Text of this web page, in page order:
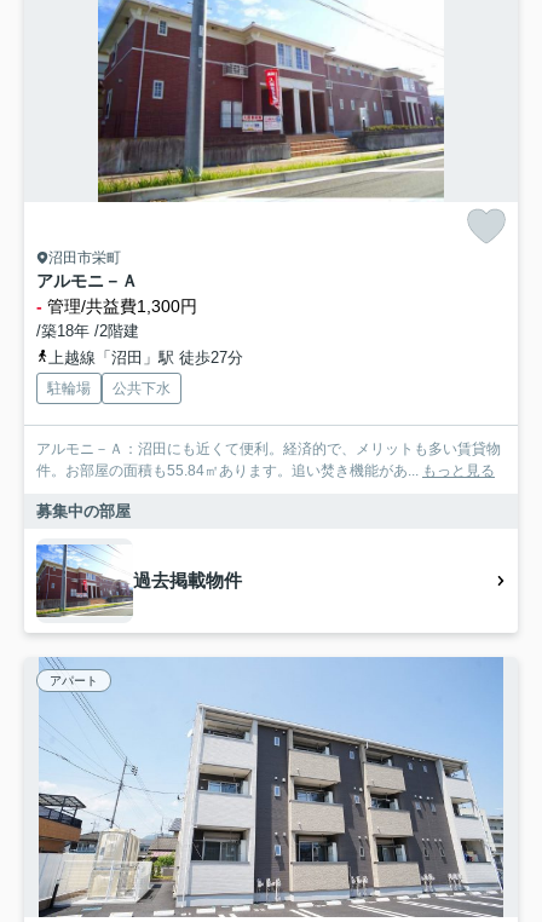
沼田市栄町
アルモニ－Ａ
- 管理/共益費1,300円
/築18年 /2階建
上越線「沼田」駅 徒歩27分
駐輪場 公共下水
アルモニ－Ａ：沼田にも近くて便利。経済的で、メリットも多い賃貸物
件。お部屋の面積も55.84㎡あります。追い焚き機能があ... もっと見る
募集中の部屋
過去掲載物件
アパート